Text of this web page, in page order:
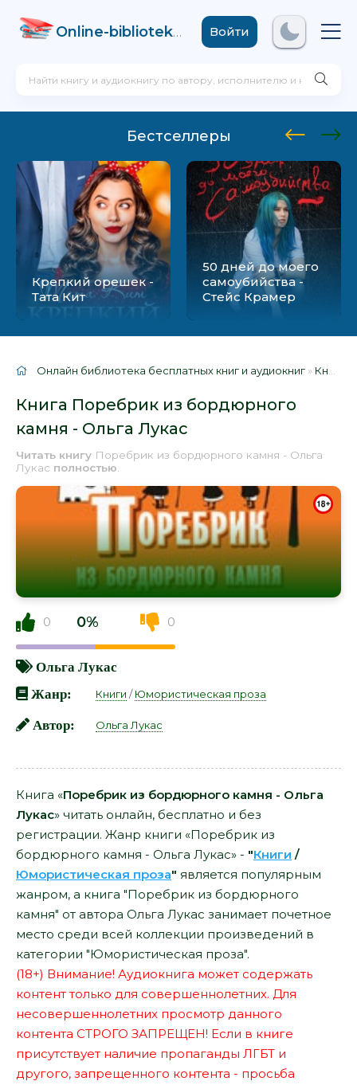
Online-biblioteka .comВойти
Бестселлеры
Крепкий орешек -
Тата Кит
50 дней до моего
самоубийства -
Стейс Крамер
Онлайн библиотека бесплатных книг и аудиокниг » Книги
Книга Поребрик из бордюрного
камня - Ольга Лукас
Читать книгу Поребрик из бордюрного камня - Ольга
Лукас полностью
0 0% 0
Ольга Лукас
Жанр:
Книги /Юмористическая проза
Автор: Ольга Лукас
Книга «Поребрик из бордюрного камня - Ольга
Лукас» читать онлайн, бесплатно и без
регистрации. Жанр книги «Поребрик из
бордюрного камня - Ольга Лукас» - "Книги /
Юмористическая проза" является популярным
жанром, а книга "Поребрик из бордюрного
камня" от автора Ольга Лукас занимает почетное
место среди всей коллекции произведений в
категории "Юмористическая проза".
(18+) Внимание! Аудиокнига может содержать
контент только для совершеннолетних. Для
несовершеннолетних просмотр данного
контента СТРОГО ЗАПРЕЩЕН! Если в книге
присутствует наличие пропаганды ЛГБТ и
другого, запрещенного контента - просьба